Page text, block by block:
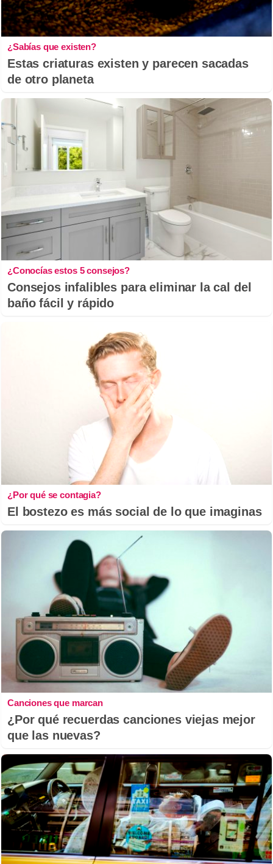
¿Sabías que existen?
Estas criaturas existen y parecen sacadas
de otro planeta
¿Conocías estos 5 consejos?
Consejos infalibles para eliminar la cal del
baño fácil y rápido
¿Por qué se contagia?
El bostezo es más social de lo que imaginas
Canciones que marcan
¿Por qué recuerdas canciones viejas mejor
que las nuevas?